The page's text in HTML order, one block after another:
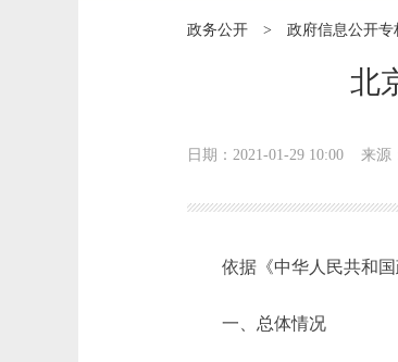
政务公开 > 政府信息公开专
北
日期：2021-01-29 10:00 来源
依据《中华人民共和国
一、总体情况